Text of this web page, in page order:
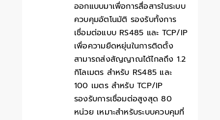
ออกแบบมาเพื่อการสื่อสารในระบบ
ควบคุมอัตโนมัติ รองรับทั้งการ
เชื่อมต่อแบบ RS485 และ TCP/IP
เพื่อความยืดหยุ่นในการติดตั้ง
สามารถส่งสัญญาณได้ไกลถึง 1.2
กิโลเมตร สำหรับ RS485 และ
100 เมตร สำหรับ TCP/IP
รองรับการเชื่อมต่อสูงสุด 80
หน่วย เหมาะสำหรับระบบควบคุมที่